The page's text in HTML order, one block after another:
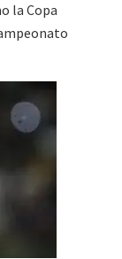
la Copa